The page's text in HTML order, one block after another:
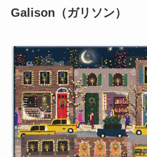
Galison（ガリソン）